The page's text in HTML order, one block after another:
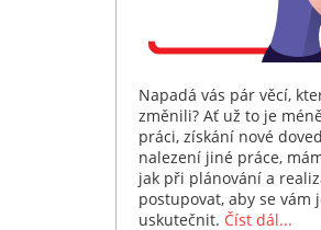
Napadá vás pár věcí,
změnili? Ať už to je
práci, získání nové
nalezení jiné práce,
jak při plánování a
postupovat, aby se vám
uskutečnit. Číst dál...